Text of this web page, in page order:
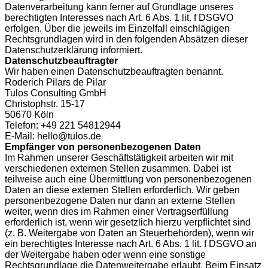
Datenverarbeitung kann ferner auf Grundlage unseres
berechtigten Interesses nach Art. 6 Abs. 1 lit. f DSGVO
erfolgen. Über die jeweils im Einzelfall einschlägigen
Rechtsgrundlagen wird in den folgenden Absätzen dieser
Datenschutzerklärung informiert.
Datenschutz­beauftragter
Wir haben einen Datenschutzbeauftragten benannt.
Roderich Pilars de Pilar
Tulos Consulting GmbH
Christophstr. 15-17
50670 Köln
Telefon: +49 221 54812944
E-Mail: hello@tulos.de
Empfänger von personenbezogenen Daten
Im Rahmen unserer Geschäftstätigkeit arbeiten wir mit
verschiedenen externen Stellen zusammen. Dabei ist
teilweise auch eine Übermittlung von personenbezogenen
Daten an diese externen Stellen erforderlich. Wir geben
personenbezogene Daten nur dann an externe Stellen
weiter, wenn dies im Rahmen einer Vertragserfüllung
erforderlich ist, wenn wir gesetzlich hierzu verpflichtet sind
(z. B. Weitergabe von Daten an Steuerbehörden), wenn wir
ein berechtigtes Interesse nach Art. 6 Abs. 1 lit. f DSGVO an
der Weitergabe haben oder wenn eine sonstige
Rechtsgrundlage die Datenweitergabe erlaubt. Beim Einsatz